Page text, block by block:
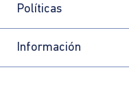
Políticas
Información